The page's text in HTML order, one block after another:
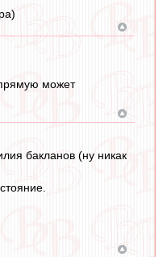
может
бакланов (ну никак